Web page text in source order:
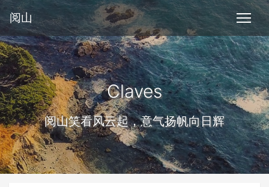
阅山
Claves
阅山笑看风云起，意气扬帆向日辉